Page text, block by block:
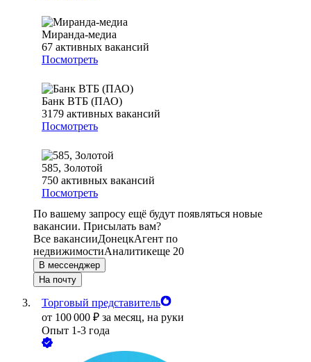
Миранда-медиа
67 активных вакансий
Посмотреть
Банк ВТБ (ПАО)
3179 активных вакансий
Посмотреть
585, Золотой
750 активных вакансий
Посмотреть
По вашему запросу ещё будут появляться новые
вакансии. Присылать вам?
Все вакансииДонецкАгент по
недвижимостиАналитикеще 20
В мессенджер
На почту
Торговый представитель
от 100 000 ₽ за месяц, на руки
Опыт 1-3 года